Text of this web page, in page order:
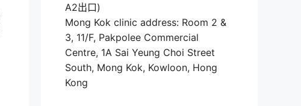
A2出口)
Mong Kok clinic address: Room 2 &
3, 11/F, Pakpolee Commercial
Centre, 1A Sai Yeung Choi Street
South, Mong Kok, Kowloon, Hong
Kong